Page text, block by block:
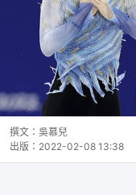
撰文： 吳慕兒
出版： 2022-02-08 13:38